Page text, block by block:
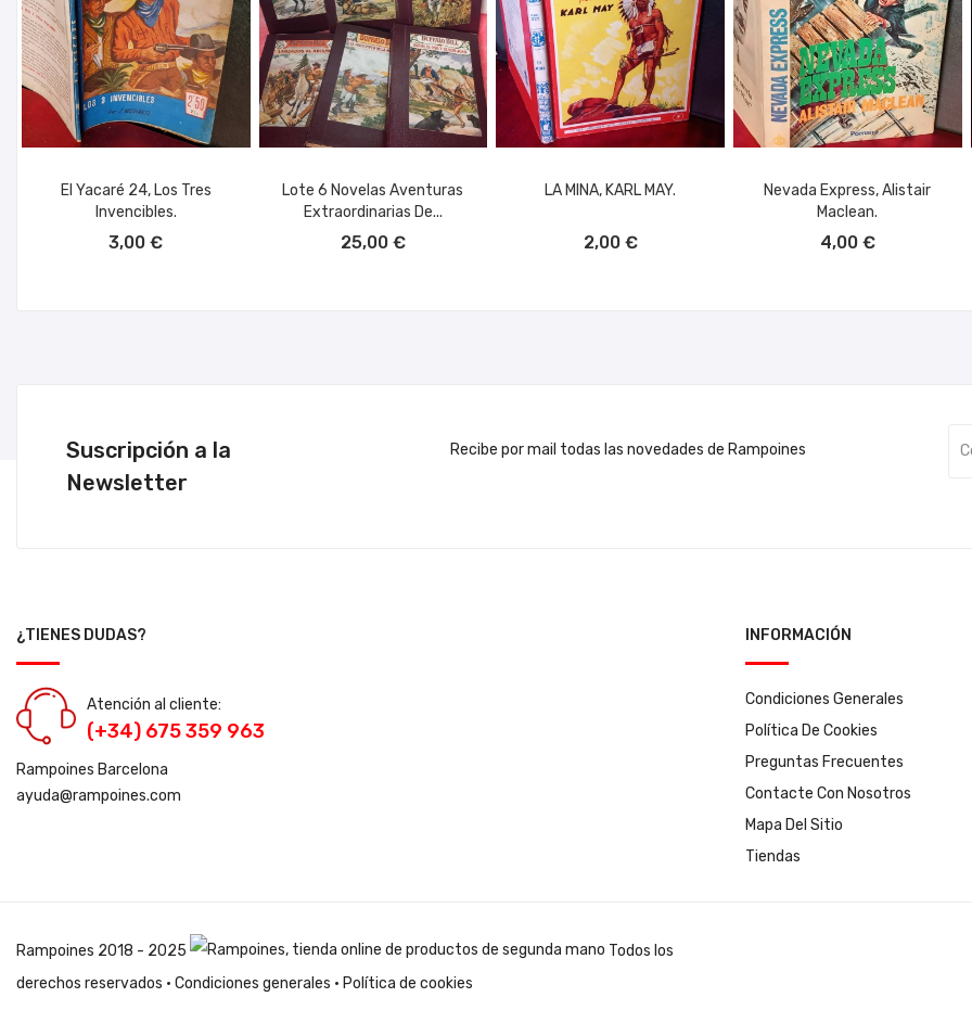
El Yacaré 24, Los Tres
Invencibles.
3,00 €
Lote 6 Novelas Aventuras
Extraordinarias De...
25,00 €
LA MINA, KARL MAY.
2,00 €
Nevada Express, Alistair
Maclean.
4,00 €
Suscripción a la
Newsletter
Recibe por mail todas las novedades de Rampoines
¿TIENES DUDAS?
Atención al cliente:
(+34) 675 359 963
Rampoines Barcelona
ayuda@rampoines.com
INFORMACIÓN
Condiciones Generales
Política De Cookies
Preguntas Frecuentes
Contacte Con Nosotros
Mapa Del Sitio
Tiendas
Rampoines 2018 - 2025
Todos los
derechos reservados · Condiciones generales · Política de cookies